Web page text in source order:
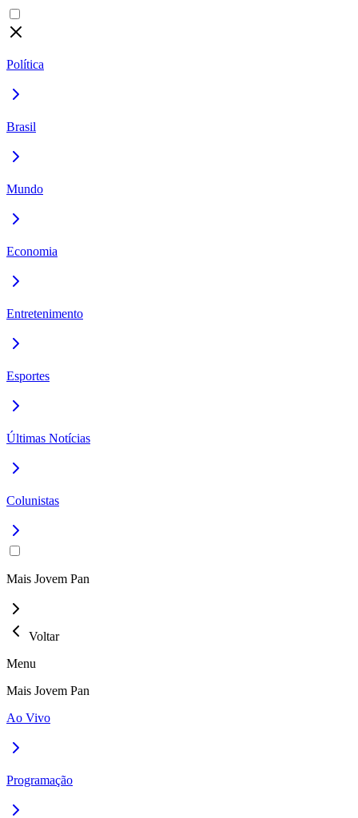
Política
Brasil
Mundo
Economia
Entretenimento
Esportes
Últimas Notícias
Colunistas
Mais Jovem Pan
Voltar
Menu
Mais Jovem Pan
Ao Vivo
Programação